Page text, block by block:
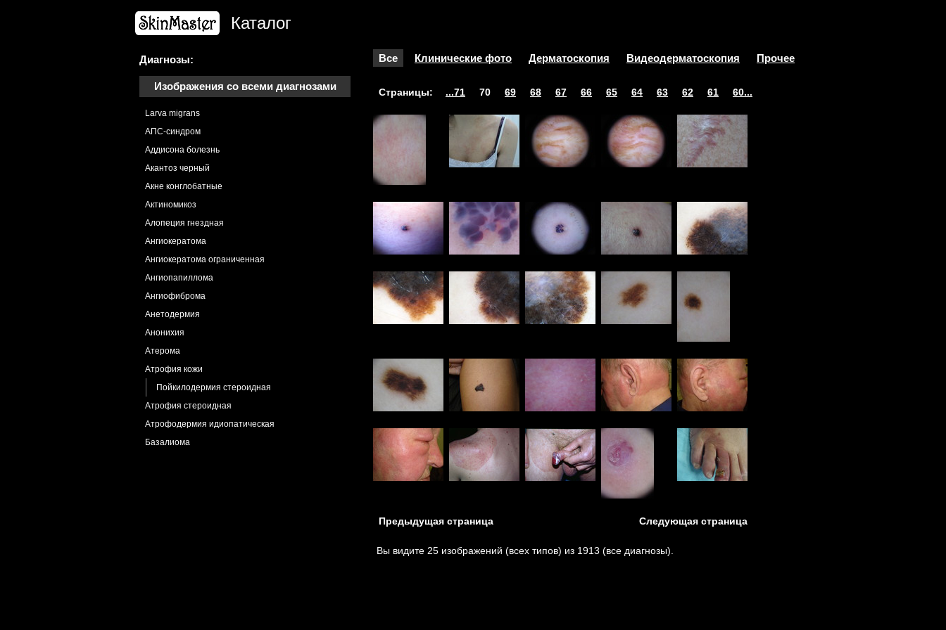
Каталог
Диагнозы:
Изображения со всеми диагнозами
Larva migrans
АПС-синдром
Аддисона болезнь
Акантоз черный
Акне конглобатные
Актиномикоз
Алопеция гнездная
Ангиокератома
Ангиокератома ограниченная
Ангиопапиллома
Ангиофиброма
Анетодермия
Анонихия
Атерома
Атрофия кожи
Пойкилодермия стероидная
Атрофия стероидная
Атрофодермия идиопатическая
Базалиома
Все Клинические фото Дерматоскопия Видеодерматоскопия Прочее
Страницы: ...71 70 69 68 67 66 65 64 63 62 61 60...
Предыдущая страница Следующая страница
Вы видите 25 изображений (всех типов) из 1913 (все диагнозы).